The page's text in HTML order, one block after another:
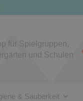
für Spielgruppen,
und Schulen
& Sauberkeit